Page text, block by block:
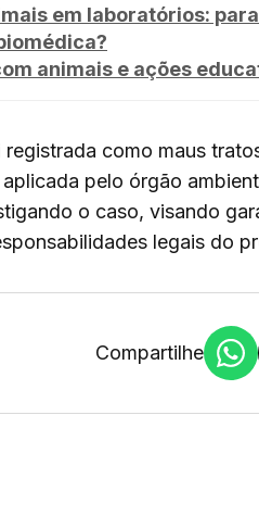
em laboratórios:
animais e ações
como maus
pelo órgão
o caso, visando
legais do
Compartilhe